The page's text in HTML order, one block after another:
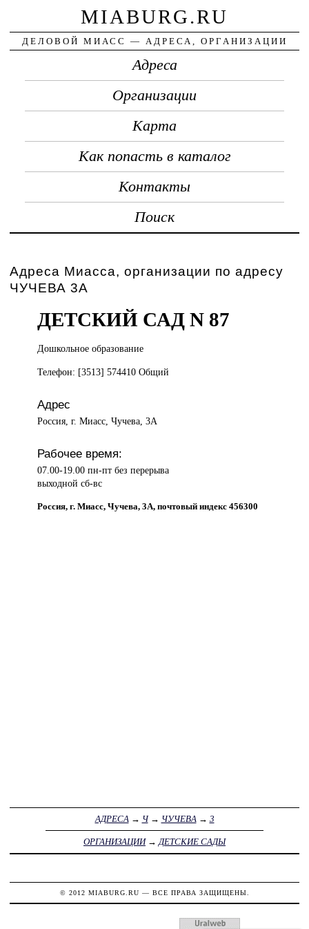
MIABURG.RU
ДЕЛОВОЙ МИАСС — АДРЕСА, ОРГАНИЗАЦИИ
Адреса
Организации
Карта
Как попасть в каталог
Контакты
Поиск
Адреса Миасса, организации по адресу
ЧУЧЕВА 3А
ДЕТСКИЙ САД N 87
Дошкольное образование
Телефон: [3513] 574410 Общий
Адрес
Россия, г. Миасс, Чучева, 3А
Рабочее время:
07.00-19.00 пн-пт без перерыва
выходной сб-вс
Россия, г. Миасс, Чучева, 3А, почтовый индекс 456300
АДРЕСА→ Ч→ ЧУЧЕВА→ 3
ОРГАНИЗАЦИИ→ДЕТСКИЕ САДЫ
© 2012 MIABURG.RU — ВСЕ ПРАВА ЗАЩИЩЕНЫ.